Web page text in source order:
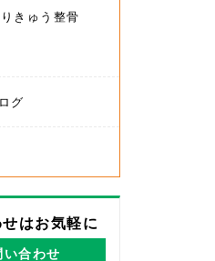
きゅう整骨
グ
はお気軽に
い合わせ